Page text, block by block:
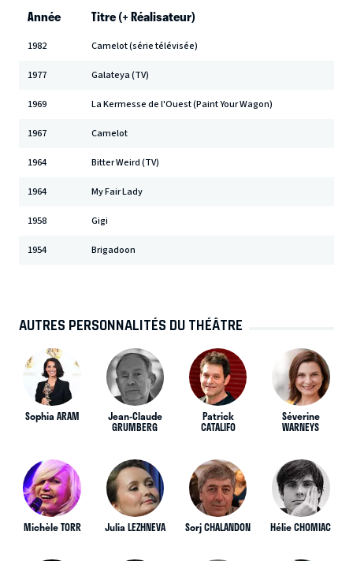
Année Titre (+ Réalisateur)
1982 Camelot (série télévisée)
1977 Galateya (TV)
1969 La Kermesse de l'Ouest (Paint Your Wagon)
1967 Camelot
1964 Bitter Weird (TV)
1964 My Fair Lady
1958 Gigi
1954 Brigadoon
AUTRES PERSONNALITÉS DU THÉÂTRE
Sophia ARAM Jean-Claude
GRUMBERG
Patrick
CATALIFO
Séverine
WARNEYS
Michèle TORR Julia LEZHNEVA Sorj CHALANDON Hélie CHOMIAC